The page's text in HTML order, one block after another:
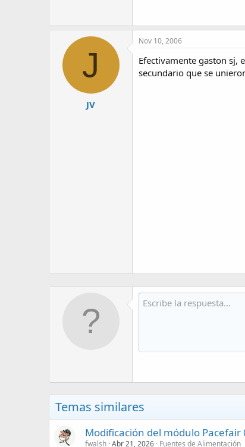
J
JV
Nov 10, 2006
Efectivamente gaston sj,
secundario que se
Temas similares
Modificación del módulo
fwalsh Abr 21, 2026 Fuentes de Alimentación